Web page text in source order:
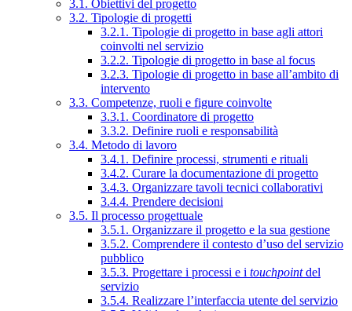
3.1. Obiettivi del progetto
3.2. Tipologie di progetti
3.2.1. Tipologie di progetto in base agli attori
coinvolti nel servizio
3.2.2. Tipologie di progetto in base al focus
3.2.3. Tipologie di progetto in base all’ambito di
intervento
3.3. Competenze, ruoli e figure coinvolte
3.3.1. Coordinatore di progetto
3.3.2. Definire ruoli e responsabilità
3.4. Metodo di lavoro
3.4.1. Definire processi, strumenti e rituali
3.4.2. Curare la documentazione di progetto
3.4.3. Organizzare tavoli tecnici collaborativi
3.4.4. Prendere decisioni
3.5. Il processo progettuale
3.5.1. Organizzare il progetto e la sua gestione
3.5.2. Comprendere il contesto d’uso del servizio
pubblico
3.5.3. Progettare i processi e i touchpointdel
servizio
3.5.4. Realizzare l’interfaccia utente del servizio